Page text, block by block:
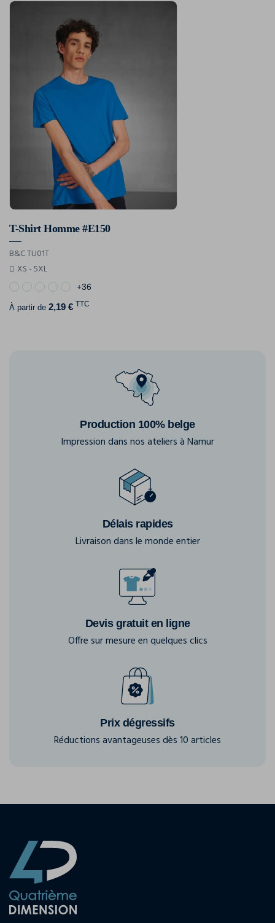
T-Shirt Homme #E150
B&C TU01T
XS - 5XL
+36
À partir de 2,19 € TTC
Production 100% belge
Impression dans nos ateliers à Namur
Délais rapides
Livraison dans le monde entier
Devis gratuit en ligne
Offre sur mesure en quelques clics
Prix dégressifs
Réductions avantageuses dès 10 articles